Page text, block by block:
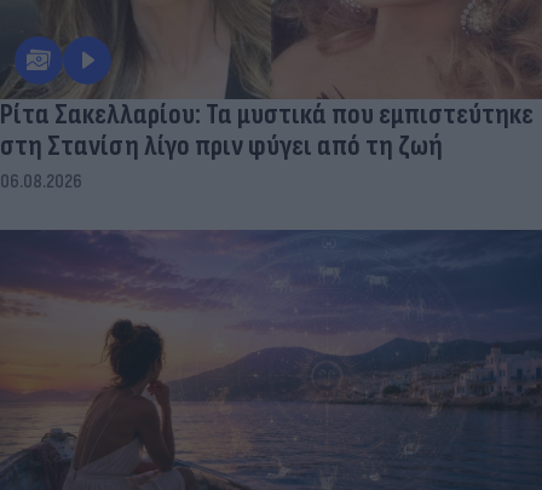
Ρίτα Σακελλαρίου: Τα μυστικά που εμπιστεύτηκε
στη Στανίση λίγο πριν φύγει από τη ζωή
06.08.2026